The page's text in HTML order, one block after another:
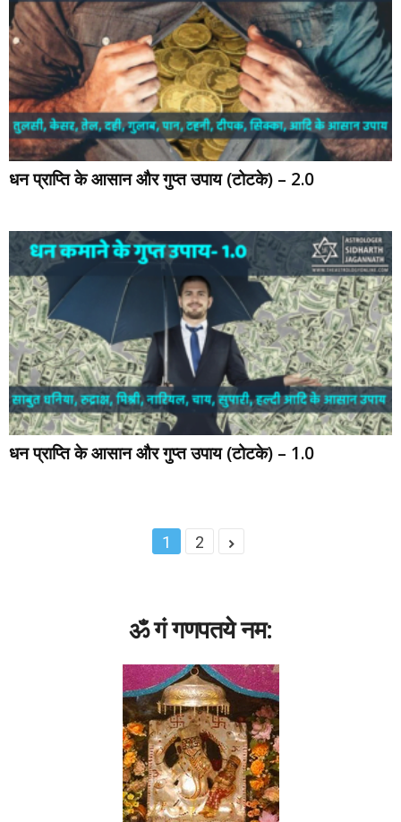
धन प्राप्ति के आसान और गुप्त उपाय (टोटके) – 2.0
धन प्राप्ति के आसान और गुप्त उपाय (टोटके) – 1.0
1 2
ॐ गं गणपतये नम: